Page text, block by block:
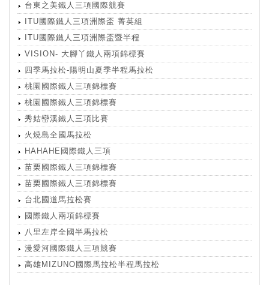
台東之美鐵人三項國際競賽
ITU國際鐵人三項洲際盃 菁英組
ITU國際鐵人三項洲際盃暨半程
VISION- 大腳丫鐵人兩項錦標賽
四季馬拉松-陽明山夏季半程馬拉松
桃園國際鐵人三項錦標賽
桃園國際鐵人三項錦標賽
秀姑巒溪鐵人三項比賽
火燒島全國馬拉松
HAHAHE國際鐵人三項
苗栗國際鐵人三項錦標賽
苗栗國際鐵人三項錦標賽
台北國道馬拉松賽
國際鐵人兩項錦標賽
八里左岸全國半馬拉松
漫愛河國際鐵人三項競賽
高雄MIZUNO國際馬拉松半程馬拉松